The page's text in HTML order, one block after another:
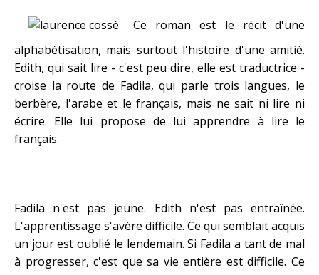
Ce roman est le récit d'une
alphabétisation, mais surtout l'histoire d'une amitié.
Edith, qui sait lire - c'est peu dire, elle est traductrice -
croise la route de Fadila, qui parle trois langues, le
berbère, l'arabe et le français, mais ne sait ni lire ni
écrire. Elle lui propose de lui apprendre à lire le
français.
Fadila n'est pas jeune. Edith n'est pas entraînée.
L'apprentissage s'avère difficile. Ce qui semblait acquis
un jour est oublié le lendemain. Si Fadila a tant de mal
à progresser, c'est que sa vie entière est difficile. Ce